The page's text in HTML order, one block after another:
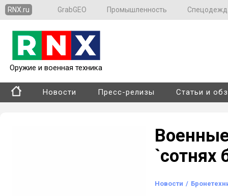
RNX.ru GrabGEO Промышленность
Оружие и военная техника
Новости Пресс-релизы Статьи и
`сотнях
Новости /